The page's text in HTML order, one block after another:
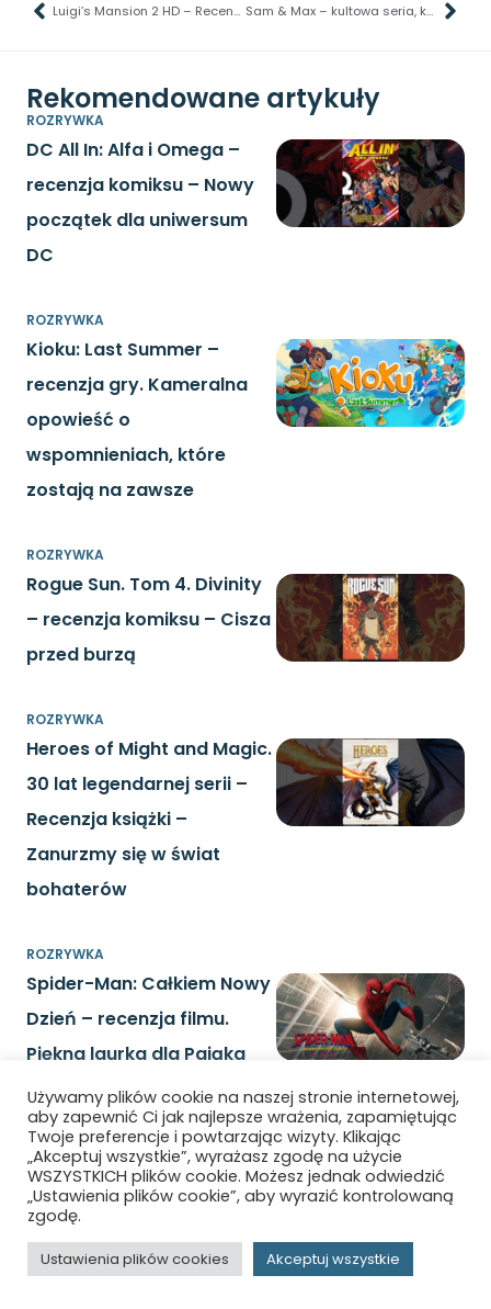
Luigi’s Mansion 2 HD – Recenzja gry – Prawdziwy pogromca duchów! Sam & Max – kultowa seria, której pewnie nie znasz
Rekomendowane artykuły
ROZRYWKA
DC All In: Alfa i Omega –
recenzja komiksu – Nowy
początek dla uniwersum
DC
ROZRYWKA
Kioku: Last Summer –
recenzja gry. Kameralna
opowieść o
wspomnieniach, które
zostają na zawsze
ROZRYWKA
Rogue Sun. Tom 4. Divinity
– recenzja komiksu – Cisza
przed burzą
ROZRYWKA
Heroes of Might and Magic.
30 lat legendarnej serii –
Recenzja książki –
Zanurzmy się w świat
bohaterów
ROZRYWKA
Spider-Man: Całkiem Nowy
Dzień – recenzja filmu.
Piękna laurka dla Pająka
ROZRYWKA
007: First Light – recenzja
gry – Akta MI6: Narodziny
agenta 007
Używamy plików cookie na naszej stronie internetowej,
aby zapewnić Ci jak najlepsze wrażenia, zapamiętując
Twoje preferencje i powtarzając wizyty. Klikając
„Akceptuj wszystkie”, wyrażasz zgodę na użycie
WSZYSTKICH plików cookie. Możesz jednak odwiedzić
„Ustawienia plików cookie”, aby wyrazić kontrolowaną
zgodę.
Ustawienia plików cookies Akceptuj wszystkie